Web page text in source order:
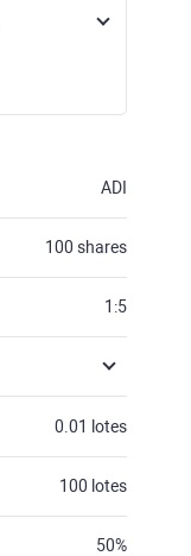
ADI
100 shares
1:5
0.01 lotes
100 lotes
50%